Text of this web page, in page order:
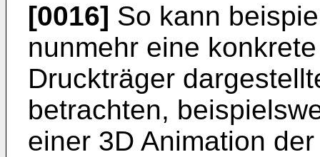
[0016] So kann
nunmehr eine
Druckträger
betrachten,
einer 3D Animation